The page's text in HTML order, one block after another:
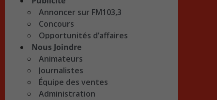
Annoncer sur FM103,3
Concours
Opportunités d’affaires
Nous Joindre
Animateurs
Journalistes
Équipe des ventes
Administration